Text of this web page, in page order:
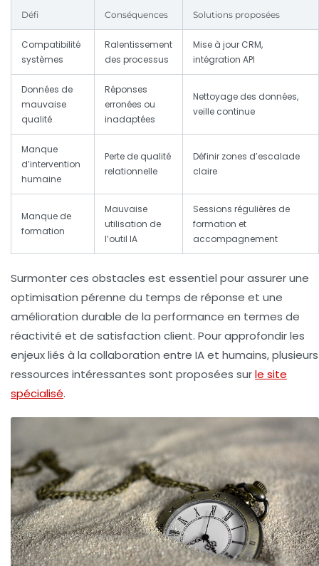
Défi Conséquences Solutions proposées
Compatibilité
systèmes
Ralentissement
des processus
Mise à jour CRM,
intégration API
Données de
mauvaise
qualité
Réponses
erronées ou
inadaptées
Nettoyage des données,
veille continue
Manque
d’intervention
humaine
Perte de qualité
relationnelle
Définir zones d’escalade
claire
Manque de
formation
Mauvaise
utilisation de
l’outil IA
Sessions régulières de
formation et
accompagnement
Surmonter ces obstacles est essentiel pour assurer une
optimisation pérenne du temps de réponse et une
amélioration durable de la performance en termes de
réactivité et de satisfaction client. Pour approfondir les
enjeux liés à la collaboration entre IA et humains, plusieurs
ressources intéressantes sont proposées surle site
spécialisé.